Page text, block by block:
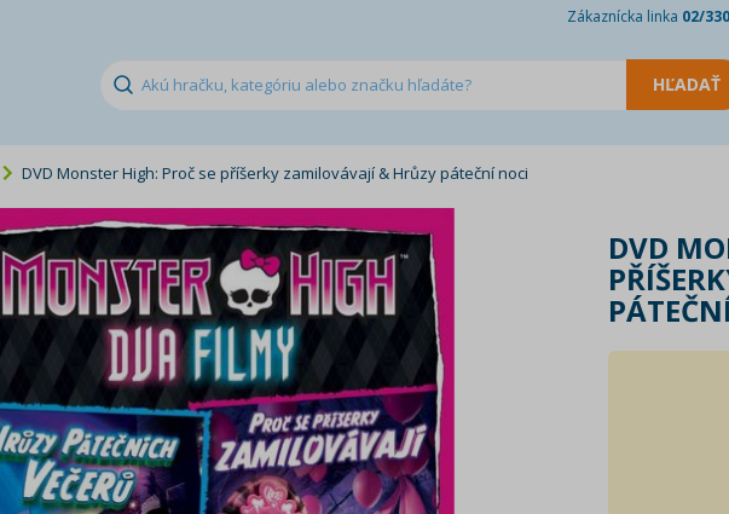
Zákaznícka linka 02/
DVD Monster High: Proč se příšerky zamilovávají & Hrůzy páteční noci
DVD